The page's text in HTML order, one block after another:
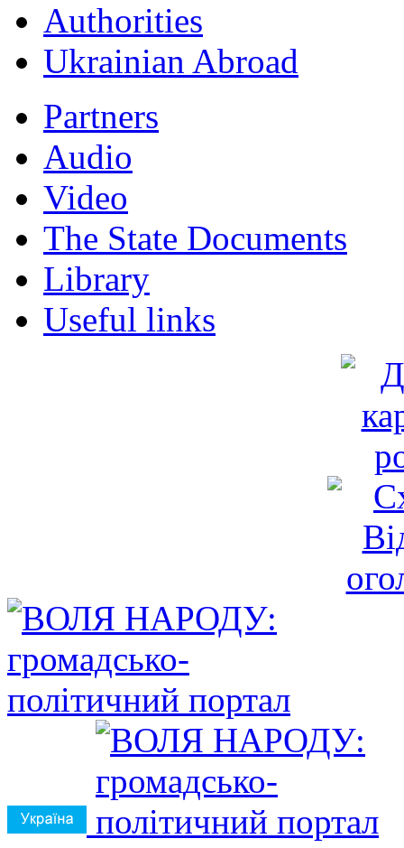
Authorities
Ukrainian Abroad
Partners
Audio
Video
The State Documents
Library
Useful links